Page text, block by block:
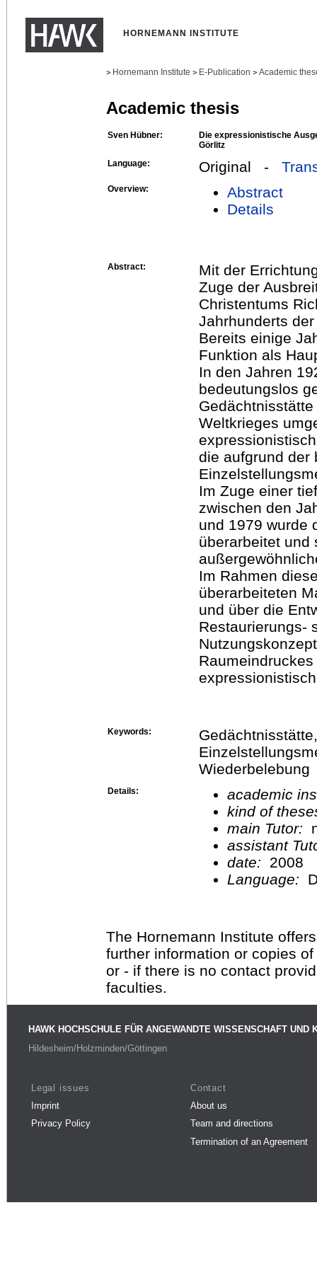
HORNEMANN INSTITUTE
> Hornemann Institute > E-Publication > Academic
Academic thesis
Sven Hübner:
Die expressionistische
Görlitz
Language:
Original -
Overview:
Abstract
Details
Abstract:
Mit der
Zuge der
Christentums
Jahrhunderts
Bereits einige
Funktion als
In den Jahren
bedeutungslos
Weltkrieges
die aufgrund der
Im Zuge einer
zwischen den
und 1979 wurde
überarbeitet und
Im Rahmen
überarbeiteten
und über die
Restaurierungs-
Keywords:
Wiederbelebung
Details:
academic
kind of
main Tutor:
assistant
date:
2008
Language:
The Hornemann Institute
further information or copies
or - if there is no contact
faculties.
HAWK HOCHSCHULE FÜR ANGEWANDTE WISSENSCHAFT UND
Hildesheim/Holzminden/Göttingen
Legal issues
Imprint
Privacy Policy
Contact
About us
Team and directions
Termination of an Agreement